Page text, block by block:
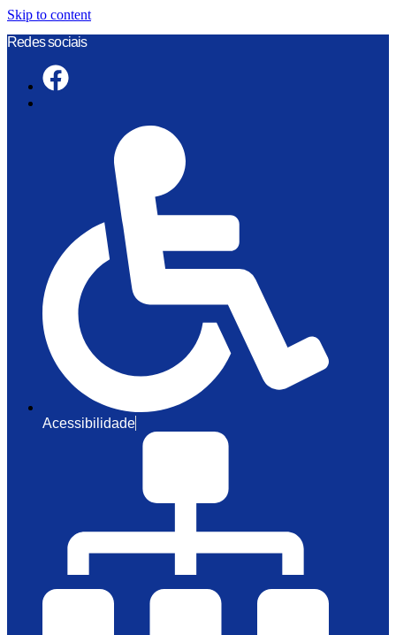
Skip to content
Redes sociais
Acessibilidade